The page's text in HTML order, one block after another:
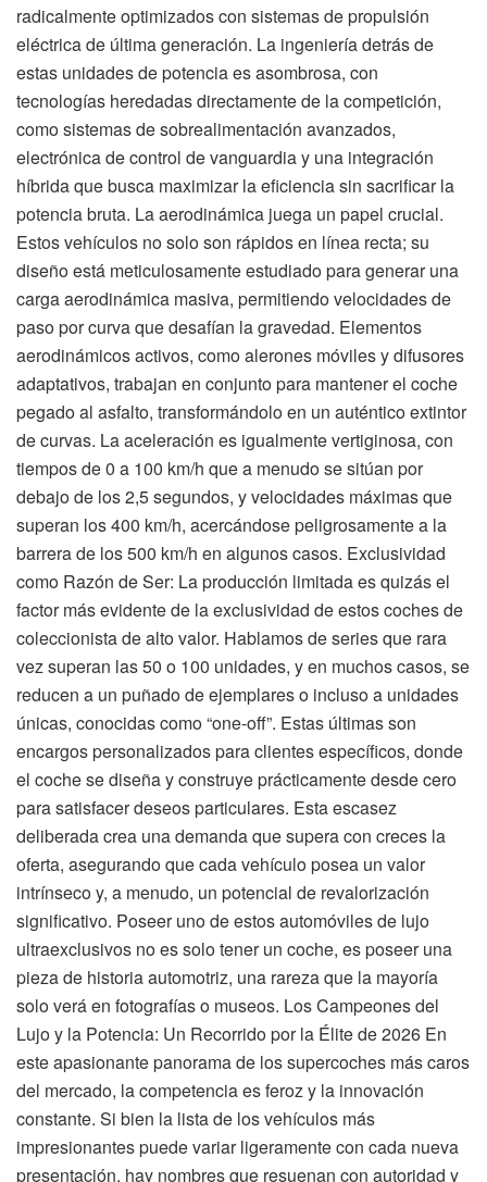
radicalmente optimizados con sistemas de propulsión
eléctrica de última generación. La ingeniería detrás de
estas unidades de potencia es asombrosa, con
tecnologías heredadas directamente de la competición,
como sistemas de sobrealimentación avanzados,
electrónica de control de vanguardia y una integración
híbrida que busca maximizar la eficiencia sin sacrificar la
potencia bruta. La aerodinámica juega un papel crucial.
Estos vehículos no solo son rápidos en línea recta; su
diseño está meticulosamente estudiado para generar una
carga aerodinámica masiva, permitiendo velocidades de
paso por curva que desafían la gravedad. Elementos
aerodinámicos activos, como alerones móviles y difusores
adaptativos, trabajan en conjunto para mantener el coche
pegado al asfalto, transformándolo en un auténtico extintor
de curvas. La aceleración es igualmente vertiginosa, con
tiempos de 0 a 100 km/h que a menudo se sitúan por
debajo de los 2,5 segundos, y velocidades máximas que
superan los 400 km/h, acercándose peligrosamente a la
barrera de los 500 km/h en algunos casos. Exclusividad
como Razón de Ser: La producción limitada es quizás el
factor más evidente de la exclusividad de estos coches de
coleccionista de alto valor. Hablamos de series que rara
vez superan las 50 o 100 unidades, y en muchos casos, se
reducen a un puñado de ejemplares o incluso a unidades
únicas, conocidas como “one-off”. Estas últimas son
encargos personalizados para clientes específicos, donde
el coche se diseña y construye prácticamente desde cero
para satisfacer deseos particulares. Esta escasez
deliberada crea una demanda que supera con creces la
oferta, asegurando que cada vehículo posea un valor
intrínseco y, a menudo, un potencial de revalorización
significativo. Poseer uno de estos automóviles de lujo
ultraexclusivos no es solo tener un coche, es poseer una
pieza de historia automotriz, una rareza que la mayoría
solo verá en fotografías o museos. Los Campeones del
Lujo y la Potencia: Un Recorrido por la Élite de 2026 En
este apasionante panorama de los supercoches más caros
del mercado, la competencia es feroz y la innovación
constante. Si bien la lista de los vehículos más
impresionantes puede variar ligeramente con cada nueva
presentación, hay nombres que resuenan con autoridad y